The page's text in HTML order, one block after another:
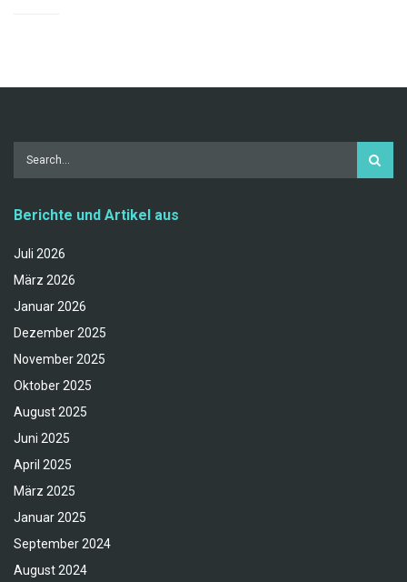
Berichte und Artikel aus
Juli 2026
März 2026
Januar 2026
Dezember 2025
November 2025
Oktober 2025
August 2025
Juni 2025
April 2025
März 2025
Januar 2025
September 2024
August 2024